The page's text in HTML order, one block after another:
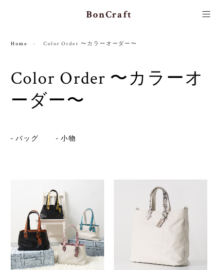
BonCraft
Home Color Order 〜カラーオーダー〜
Color Order 〜カラーオ
ーダー〜
バッグ 小物